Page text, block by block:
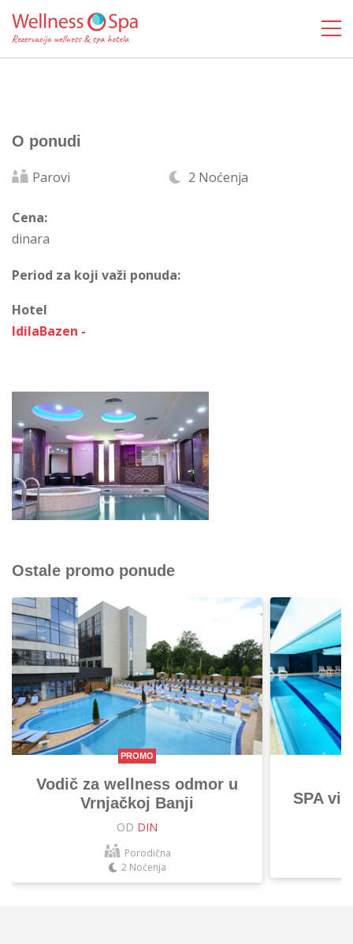
O ponudi
Parovi 2 Noćenja
Cena:
dinara
Period za koji važi ponuda:
Hotel
IdilaBazen -
Ostale promo ponude
PROMO
Vodič za wellness odmor u
Vrnjačkoj Banji
OD DIN
Porodična
2 Noćenja
SPA